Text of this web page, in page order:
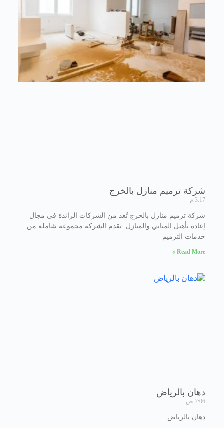
شركة ترميم منازل بالخرج
3:17 م
شركة ترميم منازل بالخرج تُعد من الشركات الرائدة في مجال
إعادة تأهيل المباني والمنازل. تقدم الشركة مجموعة شاملة من
خدمات الترميم
Read More »
دهان بالرياض
7:06 ص
دهان بالرياض